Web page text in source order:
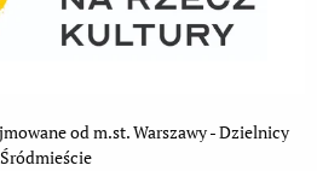
od m.st. Warszawy - Dzielnicy
Śródmieście